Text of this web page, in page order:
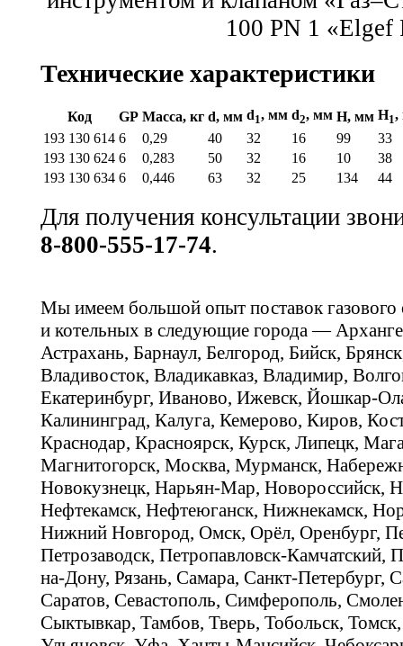
Технические характеристики
Код GP Масса, кг d, мм d1, мм d2, мм H, мм H1,
193 130 614 6 0,29 40 32 16 99
33
193 130 624 6 0,283 50 32 16 10
38
193 130 634 6 0,446 63 32 25 134 44
Для получения консультации
8-800-555-17-74.
Мы имеем большой опыт поставок газового
и котельных в следующие города —
Астрахань, Барнаул, Белгород, Бийск,
Владивосток, Владикавказ, Владимир,
Екатеринбург, Иваново, Ижевск, Йошкар-
Калининград, Калуга, Кемерово, Киров,
Краснодар, Красноярск, Курск, Липецк,
Магнитогорск, Москва, Мурманск,
Новокузнецк, Нарьян-Мар, Новороссийск,
Нефтекамск, Нефтеюганск, Нижнекамск,
Нижний Новгород, Омск, Орёл, Оренбург,
Петрозаводск, Петропавловск-Камчатский,
на-Дону, Рязань, Самара, Санкт-Петербург,
Саратов, Севастополь, Симферополь,
Сыктывкар, Тамбов, Тверь, Тобольск,